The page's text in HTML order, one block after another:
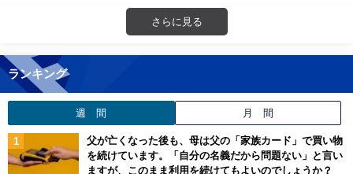
さらに見る
ランキング
週 間 月 間
父が亡くなった後も、母は父の「家族カード」で買い物
を続けています。「自分の名義だから問題ない」と言い
ますが、このまま利用を続けてもよいのでしょうか？